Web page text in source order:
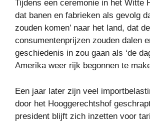
Tijdens een ceremonie in het Witte
dat banen en fabrieken als gevolg
zouden komen’ naar het land, dat de
consumentenprijzen zouden dalen
geschiedenis in zou gaan als ‘de
Amerika weer rijk begonnen te
Een jaar later zijn veel
door het Hooggerechtshof
president blijft zich inzetten voor